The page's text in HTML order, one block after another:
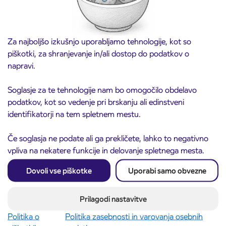
Za najboljšo izkušnjo uporabljamo tehnologije, kot so
piškotki, za shranjevanje in/ali dostop do podatkov o
napravi.
Soglasje za te tehnologije nam bo omogočilo obdelavo
podatkov, kot so vedenje pri brskanju ali edinstveni
identifikatorji na tem spletnem mestu.
Če soglasja ne podate ali ga prekličete, lahko to negativno
vpliva na nekatere funkcije in delovanje spletnega mesta.
Dovoli vse piškotke Uporabi samo obvezne
Prilagodi nastavitve
Politika o
Politika zasebnosti in varovanja osebnih
3. 8. 2026
Obvestilo o popolni zapori ceste
ČEŠNJEVEK – TRATA
Preberite objavo